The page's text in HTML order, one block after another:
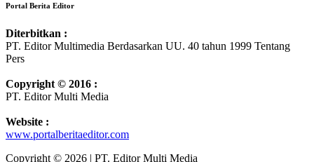
Portal Berita Editor
Diterbitkan :
PT. Editor Multimedia Berdasarkan UU. 40 tahun 1999 Tentang
Pers
Copyright © 2016 :
PT. Editor Multi Media
Website :
www.portalberitaeditor.com
Copyright © 2026 | PT. Editor Multi Media